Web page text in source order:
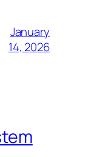
January
14, 2026